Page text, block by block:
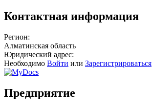
Контактная информация
Регион:
Алматинская область
Юридический адрес:
Необходимо Войти или Зарегистрироваться
Предприятие